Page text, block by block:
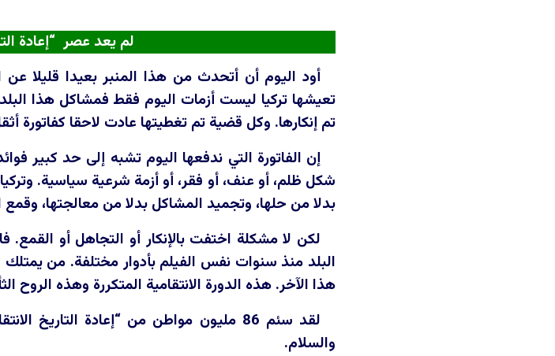
لم يعد عصر “إعادة
أود اليوم أن أتحدث من هذا المنبر بعيدا قليلا
تعيشها تركيا ليست أزمات اليوم فقط فمشاكل هذا
تم إنكارها. وكل قضية تم تغطيتها عادت لاحقا كفاتورة
إن الفاتورة التي ندفعها اليوم تشبه إلى حد كبير
شكل ظلم، أو عنف، أو فقر، أو أزمة شرعية سياسية.
بدلا من حلها، وتجميد المشاكل بدلا من معالجتها،
لكن لا مشكلة اختفت بالإنكار أو التجاهل أو
البلد منذ سنوات نفس الفيلم بأدوار مختلفة. من
هذا الآخر. هذه الدورة الانتقامية المتكررة وهذه الروح
لقد سئم 86 مليون مواطن من “إعادة
والسلام.